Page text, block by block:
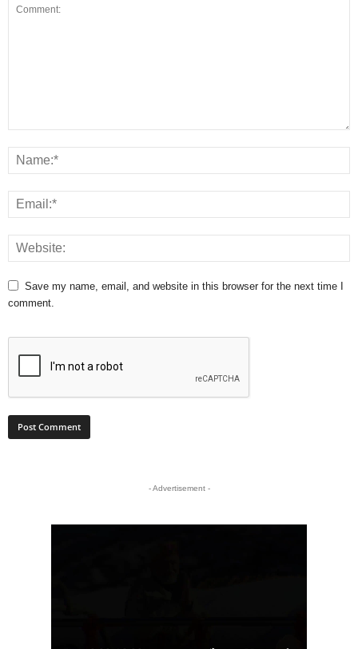
Save my name, email, and website in this browser for the next time I
comment.
- Advertisement -